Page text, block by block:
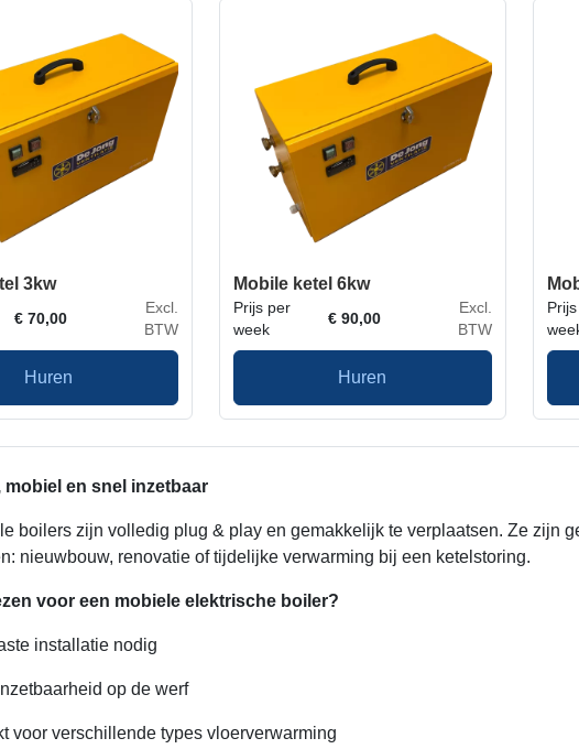
3kw
€ 70,00
Excl.
BTW
Huren
Mobile ketel 6kw
Prijs per
week
€ 90,00
Excl.
BTW
Huren
mobiel en snel inzetbaar
boilers zijn volledig plug & play en gemakkelijk te verplaatsen. Ze zijn
nieuwbouw, renovatie of tijdelijke verwarming bij een ketelstoring.
voor een mobiele elektrische boiler?
installatie nodig
op de werf
voor verschillende types vloerverwarming